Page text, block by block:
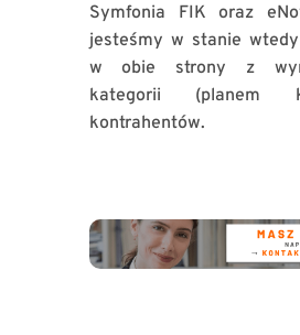
Symfonia FIK oraz
jesteśmy w stanie
w obie strony z
kategorii (planem
kontrahentów.